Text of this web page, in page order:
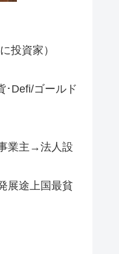
投資家）
･Defi/ゴールド
業主→法人設
展途上国最貧